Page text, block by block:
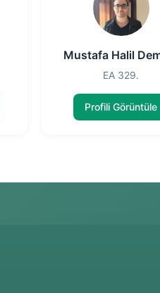
Mustafa Halil
EA 329.
Profili Görüntüle